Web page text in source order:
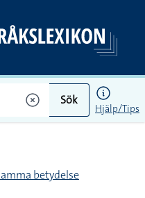
Sök
Hjälp/Tips
betydelse